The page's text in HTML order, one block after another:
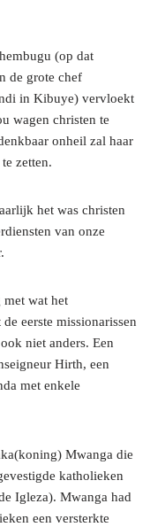
(op dat
de grote chef
in Kibuye) vervloekt
wagen christen te
onheil zal haar
zetten.
het was christen
van onze
wat het
eerste missionarissen
niet anders. Een
Hirth, een
met enkele
Mwanga die
katholieken
Igleza). Mwanga had
een versterkte